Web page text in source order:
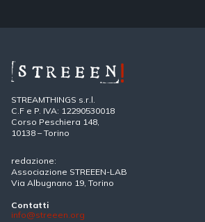
STREAMTHINGS s.r.l.
C.F e P. IVA: 12290530018
Corso Peschiera 148,
10138 – Torino
redazione:
Associazione STREEEN-LAB
Via Albugnano 19, Torino
Contatti
info@streeen.org